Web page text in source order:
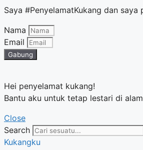
Saya #PenyelamatKukang dan
Nama
Email
Gabung
Hei penyelamat kukang!
Bantu aku untuk tetap lestari di
Close
Search
Kukangku